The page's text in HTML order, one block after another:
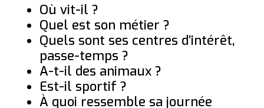
Où vit-il ?
Quel est son métier ?
Quels sont ses centres d’intérêt,
passe-temps ?
A-t-il des animaux ?
Est-il sportif ?
À quoi ressemble sa journée